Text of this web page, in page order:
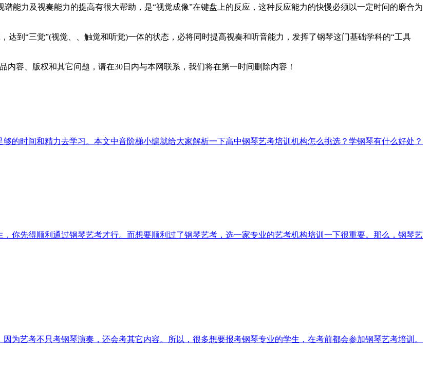
能力及视奏能力的提高有很大帮助，是“视觉成像”在键盘上的反应，这种反应能力的快慢必须以一定时问的磨合为
达到“三觉”(视觉、、触觉和听觉)一体的状态，必将同时提高视奏和听音能力，发挥了钢琴这门基础学科的“工具
容、版权和其它问题，请在30日内与本网联系，我们将在第一时间删除内容！
的时间和精力去学习。本文中音阶梯小编就给大家解析一下高中钢琴艺考培训机构怎么挑选？学钢琴有什么好处？
你先得顺利通过钢琴艺考才行。而想要顺利过了钢琴艺考，选一家专业的艺考机构培训一下很重要。那么，钢琴艺
为艺考不只考钢琴演奏，还会考其它内容。所以，很多想要报考钢琴专业的学生，在考前都会参加钢琴艺考培训。